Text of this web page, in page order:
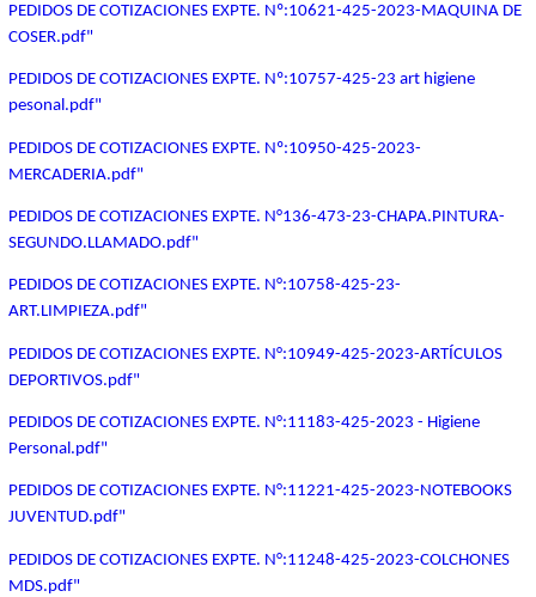
PEDIDOS DE COTIZACIONES EXPTE. Nº:10621-425-2023-MAQUINA DE
COSER.pdf"
PEDIDOS DE COTIZACIONES EXPTE. Nº:10757-425-23 art higiene
pesonal.pdf"
PEDIDOS DE COTIZACIONES EXPTE. Nº:10950-425-2023-
MERCADERIA.pdf"
PEDIDOS DE COTIZACIONES EXPTE. N°136-473-23-CHAPA.PINTURA-
SEGUNDO.LLAMADO.pdf"
PEDIDOS DE COTIZACIONES EXPTE. N°:10758-425-23-
ART.LIMPIEZA.pdf"
PEDIDOS DE COTIZACIONES EXPTE. N°:10949-425-2023-ARTÍCULOS
DEPORTIVOS.pdf"
PEDIDOS DE COTIZACIONES EXPTE. N°:11183-425-2023 - Higiene
Personal.pdf"
PEDIDOS DE COTIZACIONES EXPTE. N°:11221-425-2023-NOTEBOOKS
JUVENTUD.pdf"
PEDIDOS DE COTIZACIONES EXPTE. N°:11248-425-2023-COLCHONES
MDS.pdf"